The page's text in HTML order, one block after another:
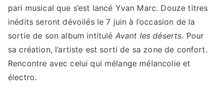
pari musical que s’est lancé Yvan Marc. Douze titres
inédits seront dévoilés le 7 juin à l’occasion de la
sortie de son album intitulé Avant les déserts. Pour
sa création, l’artiste est sorti de sa zone de confort.
Rencontre avec celui qui mélange mélancolie et
électro.